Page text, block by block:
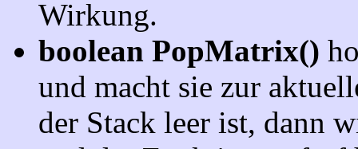
Wirkung.
boolean PopMatrix()
und macht sie zur
der Stack leer ist, dann